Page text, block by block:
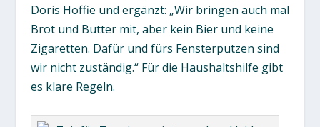
Doris Hoffie und ergänzt: „Wir bringen auch mal
Brot und Butter mit, aber kein Bier und keine
Zigaretten. Dafür und fürs Fensterputzen sind
wir nicht zuständig.“ Für die Haushaltshilfe gibt
es klare Regeln.